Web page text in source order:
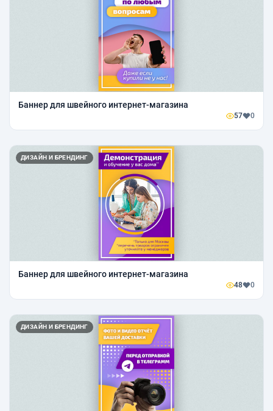
Баннер для швейного интернет-магазина
57 0
ДИЗАЙН И БРЕНДИНГ
Баннер для швейного интернет-магазина
48 0
ДИЗАЙН И БРЕНДИНГ